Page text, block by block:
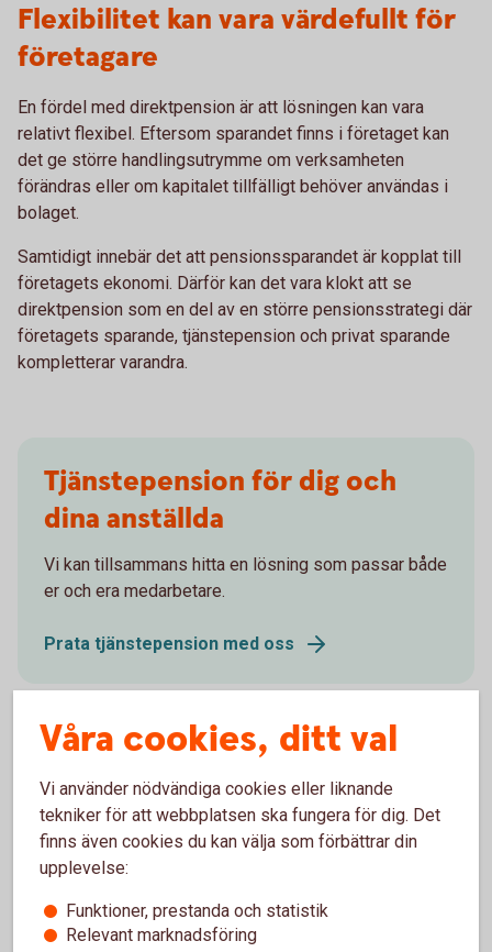
Flexibilitet kan vara värdefullt för
företagare
En fördel med direktpension är att lösningen kan vara
relativt flexibel. Eftersom sparandet finns i företaget kan
det ge större handlingsutrymme om verksamheten
förändras eller om kapitalet tillfälligt behöver användas i
bolaget.
Samtidigt innebär det att pensionssparandet är kopplat till
företagets ekonomi. Därför kan det vara klokt att se
direktpension som en del av en större pensionsstrategi där
företagets sparande, tjänstepension och privat sparande
kompletterar varandra.
Tjänstepension för dig och
dina anställda
Vi kan tillsammans hitta en lösning som passar både
er och era medarbetare.
Prata tjänstepension med oss
Extrainsättning
tjänstepension
Vi kan hjälpa dig att göra en extrainsättning till din
pension.
Våra cookies, ditt val
Vi använder nödvändiga cookies eller liknande
tekniker för att webbplatsen ska fungera för dig. Det
finns även cookies du kan välja som förbättrar din
upplevelse:
Funktioner, prestanda och statistik
Relevant marknadsföring